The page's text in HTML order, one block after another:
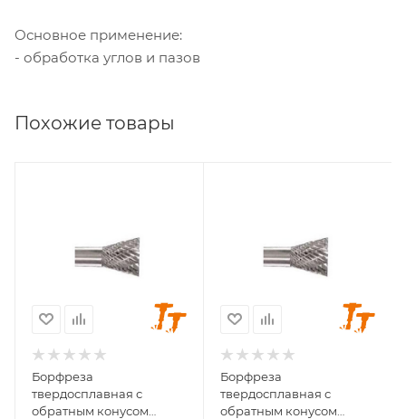
Основное применение:
- обработка углов и пазов
Похожие товары
4
мм
34
Материал
Борфреза
твердосплавная с
обратным конусом
мм
38
Материал
Борфреза
твердосплавная с
обратным конусом